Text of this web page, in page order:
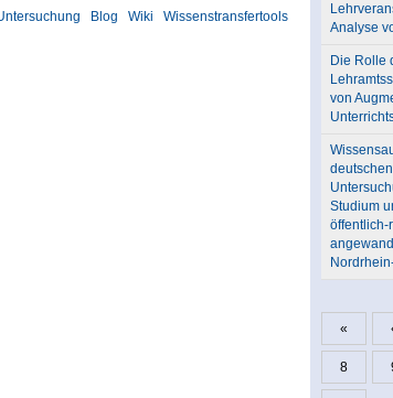
Wissenstransfertools
Wiki
Blog
Analyse
Die Rolle
von
Studium
öffentlich-
Seiten
«
8